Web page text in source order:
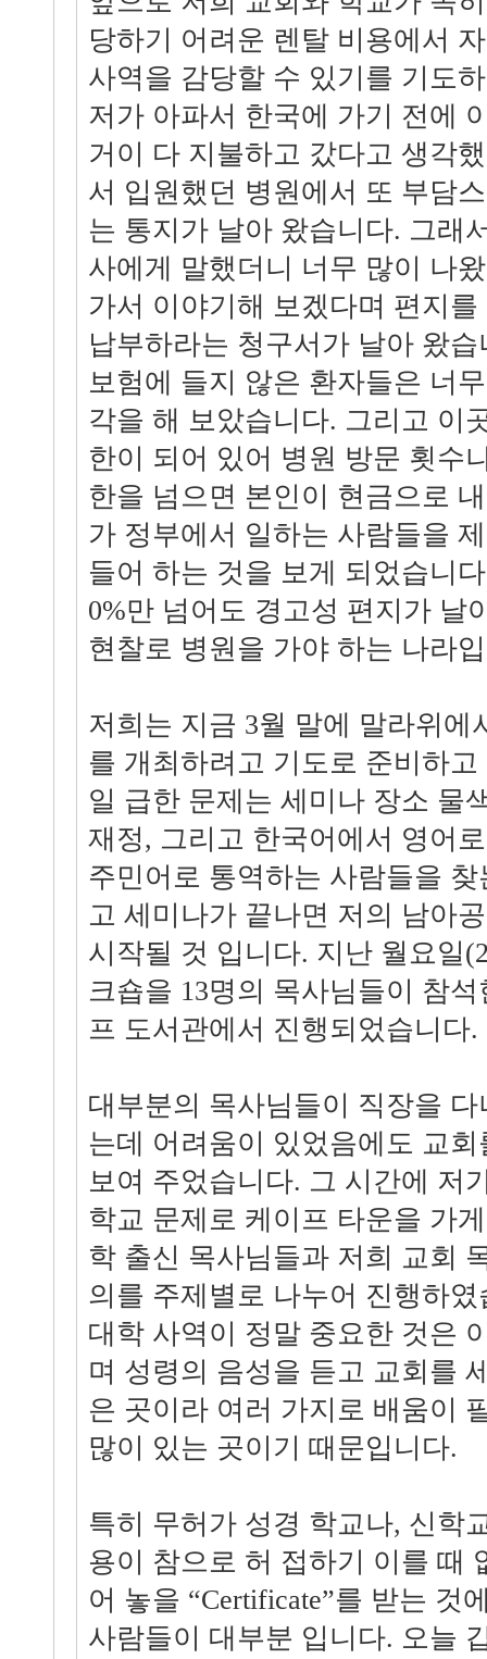
당하기 어려운 렌탈 비용에서
사역을 감당할 수 있기를 기도
저가 아파서 한국에 가기 전에
거이 다 지불하고 갔다고 생각
서 입원했던 병원에서 또 부담
는 통지가 날아 왔습니다. 그래
사에게 말했더니 너무 많이 나
가서 이야기해 보겠다며 편지
납부하라는 청구서가 날아 왔
보험에 들지 않은 환자들은 너
각을 해 보았습니다. 그리고 이
한이 되어 있어 병원 방문 횟수
한을 넘으면 본인이 현금으로
가 정부에서 일하는 사람들을
들어 하는 것을 보게 되었습니
0%만 넘어도 경고성 편지가 날
현찰로 병원을 가야 하는 나라
저희는 지금 3월 말에 말라위에
를 개최하려고 기도로 준비하
일 급한 문제는 세미나 장소 물
재정, 그리고 한국어에서 영어
주민어로 통역하는 사람들을
고 세미나가 끝나면 저의 남아
시작될 것 입니다. 지난 월요일
크숍을 13명의 목사님들이 참
프 도서관에서 진행되었습니다.
대부분의 목사님들이 직장을
는데 어려움이 있었음에도 교
보여 주었습니다. 그 시간에 저
학교 문제로 케이프 타운을 가
학 출신 목사님들과 저희 교회
의를 주제별로 나누어 진행하
대학 사역이 정말 중요한 것은
며 성령의 음성을 듣고 교회를
은 곳이라 여러 가지로 배움이
많이 있는 곳이기 때문입니다.
특히 무허가 성경 학교나, 신학
용이 참으로 허 접하기 이를 때
어 놓을 “Certificate”를 받는 것
사람들이 대부분 입니다. 오늘